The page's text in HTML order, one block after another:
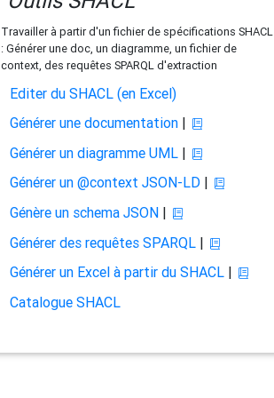
Travailler à partir d'un fichier de spécifications SHACL
: Générer une doc, un diagramme, un fichier de
context, des requêtes SPARQL d'extraction
Editer du SHACL (en Excel)
Générer une documentation|
Générer un diagramme UML|
Générer un @context JSON-LD|
Génère un schema JSON|
Générer des requêtes SPARQL|
Générer un Excel à partir du SHACL|
Catalogue SHACL